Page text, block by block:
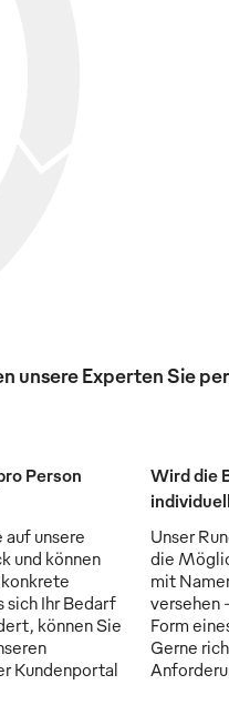
unsere Experten Sie
Person
unsere
und können
sich Ihr Bedarf
können Sie
Kundenportal
Wird die
Unser
die
mit
versehen
Form
Gerne